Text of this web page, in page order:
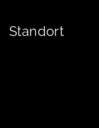
Standort